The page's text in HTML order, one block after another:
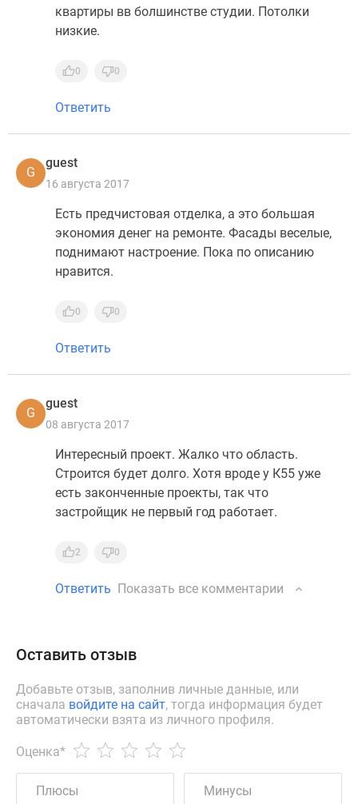
квартиры вв болшинстве студии. Потолки
низкие.
0 0
Ответить
G
guest
16 августа 2017
Есть предчистовая отделка, а это большая
экономия денег на ремонте. Фасады веселые,
поднимают настроение. Пока по описанию
нравится.
0 0
Ответить
G
guest
08 августа 2017
Интересный проект. Жалко что область.
Строится будет долго. Хотя вроде у К55 уже
есть законченные проекты, так что
застройщик не первый год работает.
2 0
Ответить Показать все комментарии
Оставить отзыв
Добавьте отзыв, заполнив личные данные, или
сначала войдите на сайт, тогда информация будет
автоматически взята из личного профиля.
Оценка*